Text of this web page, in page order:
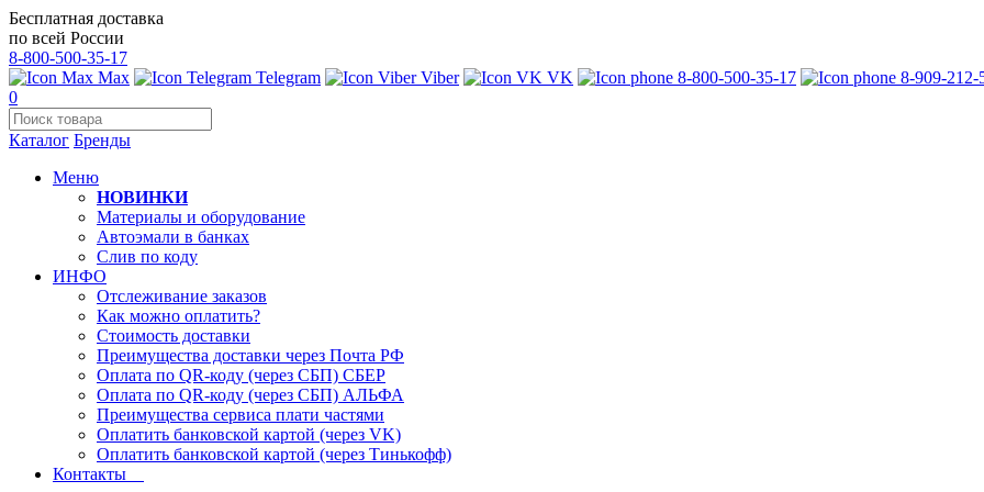
Бесплатная доставка
по всей России
8-800-500-35-17
Max
Telegram Viber VK 8-800-500-35-17
8-909-212-
0
Каталог Бренды
Меню
НОВИНКИ
Материалы и оборудование
Автоэмали в банках
Слив по коду
ИНФО
Отслеживание заказов
Как можно оплатить?
Стоимость доставки
Преимущества доставки через Почта РФ
Оплата по QR-коду (через СБП) СБЕР
Оплата по QR-коду (через СБП) АЛЬФА
Преимущества сервиса плати частями
Оплатить банковской картой (через VK)
Оплатить банковской картой (через Тинькофф)
Контакты